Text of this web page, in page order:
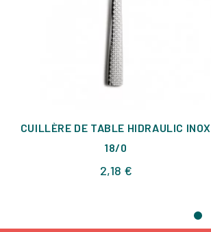
CUILLÈRE DE TABLE HIDRAULIC INOX
18/0
2,18 €Prix